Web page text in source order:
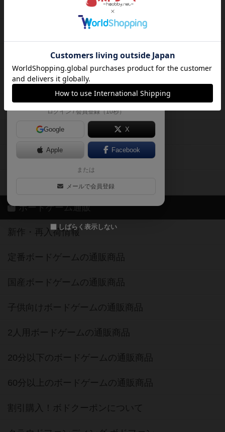
自分のデータを管理しませんか？
がボドゲーマを利用中！
気になるゲームのレビューを読む
お気に入り作品・所有リストの共
有
ログイン / 会員登録（10秒）
Google X
Apple Facebook
または
メールで会員登録
しばらく表示しない
ボードゲームを検索する
ボードゲームの新着レビュー
ボードゲーム会情報
メカニクス特集
ボドとも・会員一覧
ボードゲーム業界コラム
ボドゲーマご利用案内
ボードゲーム通販
新作・再入荷情報
定番ボードゲームの通販商品
国産ボードゲームの通販商品
子供向けボードゲームの通販商品
2人用ボードゲームの通販商品
20分以下のボードゲームの通販商品
60分以上のボードゲームの通販商品
割引購入！ボドクーポンについて